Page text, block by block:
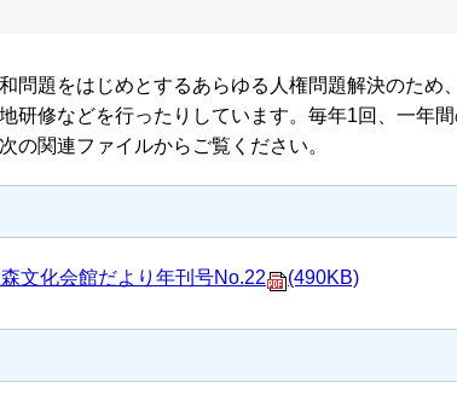
問題をはじめとするあらゆる人権問題解決のため
研修などを行ったりしています。毎年1回、一年
の関連ファイルからご覧ください。
文化会館だより年刊号No.22 (490KB)